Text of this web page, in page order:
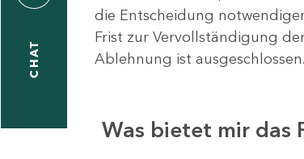
CHAT
die Entscheidung
Frist zur Vervollständigung
Ablehnung ist ausgeschlossen.
Was bietet mir das